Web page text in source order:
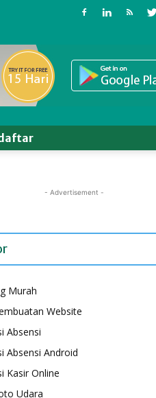
- Advertisement -
Murah
Website
Absensi
Absensi Android
Kasir Online
Udara